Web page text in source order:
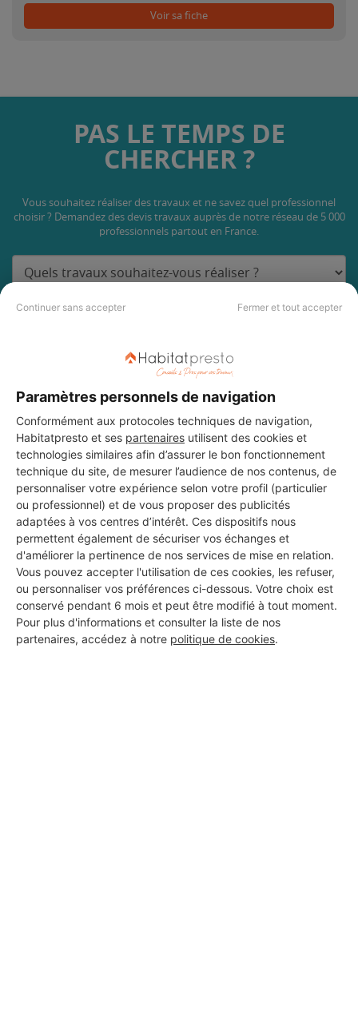
Continuer sans accepter Fermer et tout accepter
Paramètres personnels de navigation
Conformément aux protocoles techniques de navigation,
Habitatpresto et ses partenaires utilisent des cookies et
technologies similaires afin d’assurer le bon fonctionnement
technique du site, de mesurer l’audience de nos contenus, de
personnaliser votre expérience selon votre profil (particulier
ou professionnel) et de vous proposer des publicités
adaptées à vos centres d’intérêt. Ces dispositifs nous
permettent également de sécuriser vos échanges et
d'améliorer la pertinence de nos services de mise en relation.
Vous pouvez accepter l'utilisation de ces cookies, les refuser,
ou personnaliser vos préférences ci-dessous. Votre choix est
conservé pendant 6 mois et peut être modifié à tout moment.
Pour plus d'informations et consulter la liste de nos
partenaires, accédez à notre politique de cookies.
Voir sa fiche
PAS LE TEMPS DE
CHERCHER ?
Vous souhaitez réaliser des travaux et ne savez quel professionnel
choisir ? Demandez des devis travaux auprès de notre réseau de 5 000
professionnels partout en France.
DEMANDER UN DEVIS
Les 2 autres Installateurs
d'alarmes pour vos travaux à
Alleins
ENTREPRISE D ELECTRICITE
REYNAUD
Alleins
Voir sa fiche